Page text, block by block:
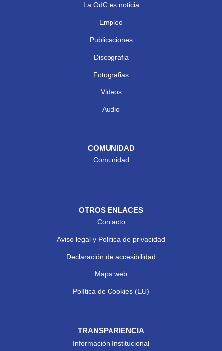
La OdC es noticia
Empleo
Publicaciones
Discografia
Fotografias
Videos
Audio
COMUNIDAD
Comunidad
OTROS ENLACES
Contacto
Aviso legal y Política de privacidad
Declaración de accesibilidad
Mapa web
Política de Cookies (EU)
TRANSPARIENCIA
Información Institucional